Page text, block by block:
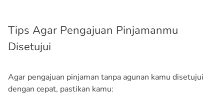
Tips Agar Pengajuan Pinjamanmu
Disetujui
Agar pengajuan pinjaman tanpa agunan kamu disetujui
dengan cepat, pastikan kamu: